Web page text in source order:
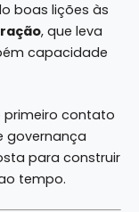
boas lições às
, que leva
capacidade
primeiro contato
governança
para construir
tempo.